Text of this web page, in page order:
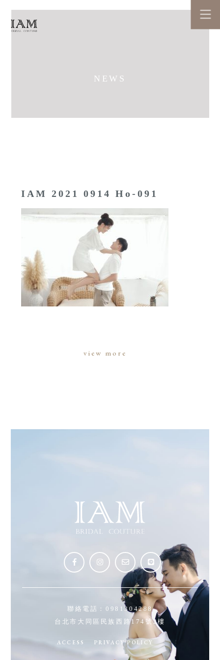
NEWS
IAM 2021 0914 Ho-091
view more
聯絡電話： 0981304288
台北市大同區民族西路174號2樓
ACCESS PRIVACY POLICY